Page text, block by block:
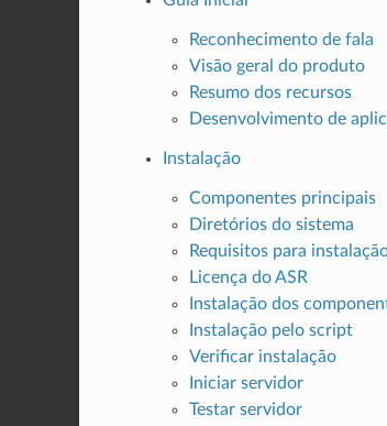
Reconhecimento de fala
Visão geral do produto
Resumo dos recursos
Desenvolvimento de
Instalação
Componentes principais
Diretórios do sistema
Requisitos para
Licença do ASR
Instalação dos
Instalação pelo script
Verificar instalação
Iniciar servidor
Testar servidor